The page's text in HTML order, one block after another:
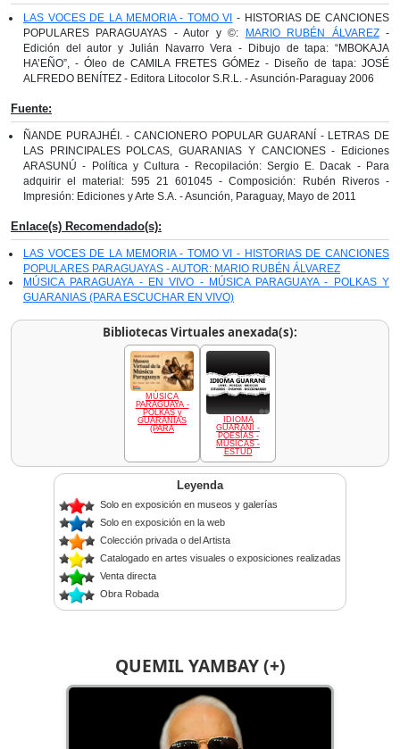
QUEMIL YAMBAY (+)
LAS VOCES DE LA MEMORIA - TOMO VI - HISTORIAS DE CANCIONES
POPULARES PARAGUAYAS - Autor y ©:
MARIO RUBÉN ÁLVAREZ-
Edición del autor y Julián Navarro Vera - Dibujo de tapa: “MBOKAJA
HA’EÑO”, - Óleo de CAMILA FRETES GÓMEz - Diseño de tapa: JOSÉ
ALFREDO BENÍTEZ - Editora Litocolor S.R.L. - Asunción-Paraguay 2006
Fuente:
ÑANDE PURAJHÉI. - CANCIONERO POPULAR GUARANÍ - LETRAS DE
LAS PRINCIPALES POLCAS, GUARANIAS Y CANCIONES - Ediciones
ARASUNÚ - Política y Cultura - Recopilación: Sergio E. Dacak - Para
adquirir el material: 595 21 601045 - Composición: Rubén Riveros -
Impresión: Ediciones y Arte S.A. - Asunción, Paraguay, Mayo de 2011
Enlace(s) Recomendado(s):
LAS VOCES DE LA MEMORIA - TOMO VI - HISTORIAS DE CANCIONES
POPULARES PARAGUAYAS - AUTOR: MARIO RUBÉN ÁLVAREZ
MÚSICA PARAGUAYA - EN VIVO - MÚSICA PARAGUAYA - POLKAS Y
GUARANIAS (PARA ESCUCHAR EN VIVO)
Bibliotecas Virtuales anexada(s):
MÚSICA
PARAGUAYA -
POLKAS y
GUARANIAS
(PARA
IDIOMA
GUARANÍ -
POESÍAS -
MÚSICAS -
ESTUD
Leyenda
Solo en exposición en museos y galerías
Solo en exposición en la web
Colección privada o del Artista
Catalogado en artes visuales o exposiciones realizadas
Venta directa
Obra Robada